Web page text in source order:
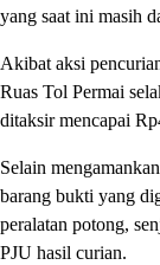
yang saat ini masih
Akibat aksi
Ruas Tol Permai
ditaksir mencapai
Selain
barang bukti yang
peralatan potong,
PJU hasil curian.